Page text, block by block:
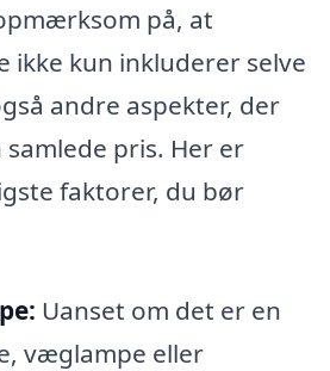
på, at
ikke kun inkluderer selve
andre aspekter, der
pris. Her er
faktorer, du bør
Uanset om det er en
væglampe eller